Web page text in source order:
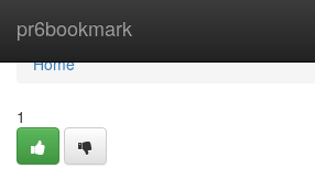
pr6bookmark
Home
Home
1